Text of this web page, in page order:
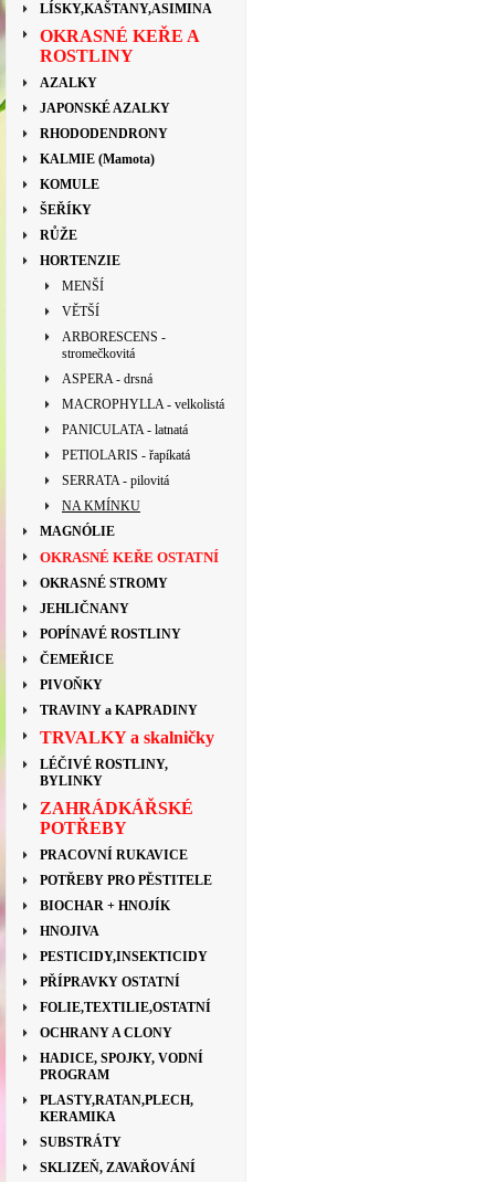
LÍSKY,KAŠTANY,ASIMINA
OKRASNÉ KEŘE A
ROSTLINY
AZALKY
JAPONSKÉ AZALKY
RHODODENDRONY
KALMIE (Mamota)
KOMULE
ŠEŘÍKY
RŮŽE
HORTENZIE
MENŠÍ
VĚTŠÍ
ARBORESCENS -
stromečkovitá
ASPERA - drsná
MACROPHYLLA - velkolistá
PANICULATA - latnatá
PETIOLARIS - řapíkatá
SERRATA - pilovitá
NA KMÍNKU
MAGNÓLIE
OKRASNÉ KEŘE OSTATNÍ
OKRASNÉ STROMY
JEHLIČNANY
POPÍNAVÉ ROSTLINY
ČEMEŘICE
PIVOŇKY
TRAVINY a KAPRADINY
TRVALKY a skalničky
LÉČIVÉ ROSTLINY,
BYLINKY
ZAHRÁDKÁŘSKÉ
POTŘEBY
PRACOVNÍ RUKAVICE
POTŘEBY PRO PĚSTITELE
BIOCHAR + HNOJÍK
HNOJIVA
PESTICIDY,INSEKTICIDY
PŘÍPRAVKY OSTATNÍ
FOLIE,TEXTILIE,OSTATNÍ
OCHRANY A CLONY
HADICE, SPOJKY, VODNÍ
PROGRAM
PLASTY,RATAN,PLECH,
KERAMIKA
SUBSTRÁTY
SKLIZEŇ, ZAVAŘOVÁNÍ